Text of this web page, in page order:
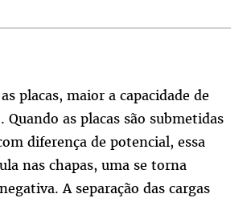
placas, maior a capacidade de
as placas são submetidas
diferença de potencial, essa
nas chapas, uma se torna
A separação das cargas